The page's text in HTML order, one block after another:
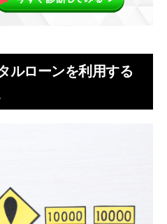
ルローンを利用する